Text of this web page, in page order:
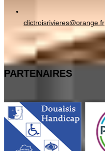
clictroisrivieres@orange.fr
PARTENAIRES